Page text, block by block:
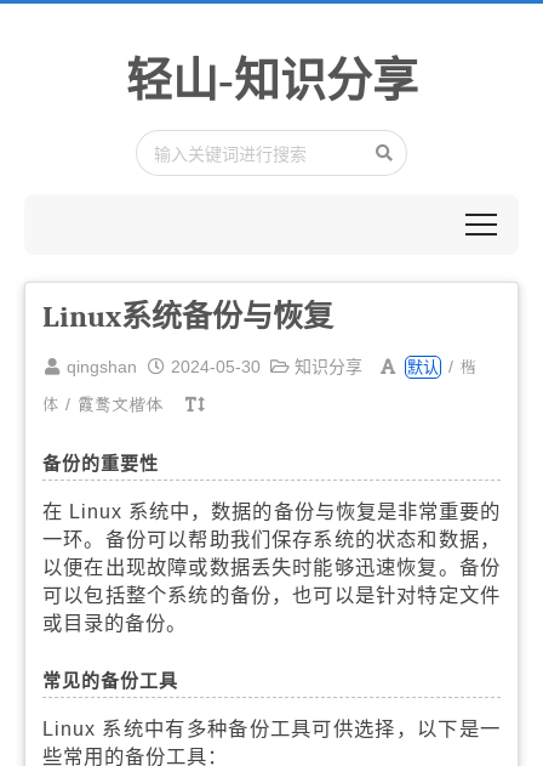
轻山-知识分享
Linux系统备份与恢复
qingshan 2024-05-30 知识分享 默认 / 楷
体 / 霞鹜文楷体
备份的重要性
在 Linux 系统中，数据的备份与恢复是非常重要的
一环。备份可以帮助我们保存系统的状态和数据，
以便在出现故障或数据丢失时能够迅速恢复。备份
可以包括整个系统的备份，也可以是针对特定文件
或目录的备份。
常见的备份工具
Linux 系统中有多种备份工具可供选择，以下是一
些常用的备份工具：